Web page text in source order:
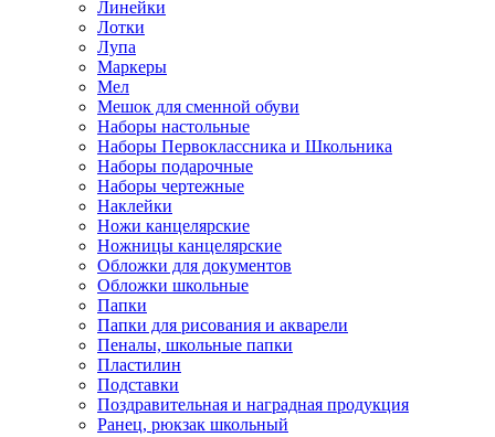
Линейки
Лотки
Лупа
Маркеры
Мел
Мешок для сменной обуви
Наборы настольные
Наборы Первоклассника и Школьника
Наборы подарочные
Наборы чертежные
Наклейки
Ножи канцелярские
Ножницы канцелярские
Обложки для документов
Обложки школьные
Папки
Папки для рисования и акварели
Пеналы, школьные папки
Пластилин
Подставки
Поздравительная и наградная продукция
Ранец, рюкзак школьный